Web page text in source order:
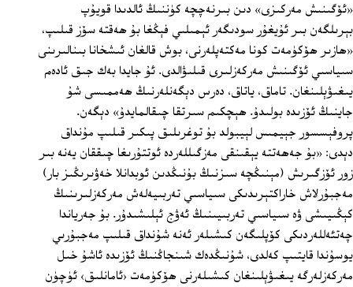
«ئۆگىنىش مەركىزى» دىن بىرنەچچە كۈننىڭ ئالدىدا قويۇپ
بېرىلگەن بىر ئۇيغۇر سودىگەر ئېمىلىي فېڭغا بۇ ھەقتە سۆز قىلىپ،
«ھازىر ھۆكۈمەت كونا مەكتەپلەرنى، بوش قالغان ئىشخانا بىنالىرىنى
سىياسىي ئۆگىنىش مەركەزلىرى قىلىۋالدى. ئۇ جايدا بەك جىق ئادەم
يىغىۋېلىنغان. تاماق، ياتاق، دەرس دېگەنلەرنىڭ ھەممىسى شۇ
جاينىڭ ئۆزىدە بولىدۇ. ھېچكىم سىرتقا چىقالمايدۇ» دېگەن.
پروفېسسور جېيمىس لېيبولد بۇ توغرىلىق پىكىر قىلىپ مۇنداق
دېدى: «بۇ جەھەتتە يېقىنقى مەزگىللەردە ئوتتۇرىغا چىققان يەنە بىر
زور ئۆزگىرىش (مېنىڭچە سىزنىڭ بۇنىڭدىن ئوبدانلا خەۋىرىڭىز بار)
مەجبۇرلاش خاراكتېرىدىكى سىياسىي تەربىيەلەش مەركەزلىرىنىڭ
كېڭىيىشى ۋە سىياسىي تەربىيىنىڭ ئەۋج ئېلىشىدۇر. بۇ جەرياندا
چەتئەللەردىكى كۆپلىگەن كىشىلەر ئەنە شۇنداق قىلىپ مەجبۇرىي
يوسۇندا قايتىپ كەلدى، شۇنىڭدەك شىنجاڭنىڭ ئۆزىدە ئاشۇ خىل
مەركەزلەرگە يىغىۋېلىنغان كىشىلەرنى ھۆكۈمەت ‹ئامانلىق› ئۈچۈن